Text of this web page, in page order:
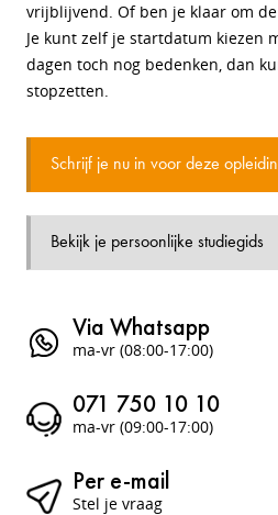
vrijblijvend. Of ben je klaar om
Je kunt zelf je startdatum kiezen
dagen toch nog bedenken, dan
stopzetten.
Schrijf je nu in voor deze
Bekijk je persoonlijke studiegids
Via Whatsapp
ma-vr (08:00-17:00)
071 750 10 10
ma-vr (09:00-17:00)
Per e-mail
Stel je vraag